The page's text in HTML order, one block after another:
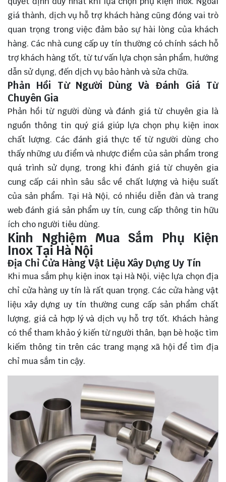
giá thành, dịch vụ hỗ trợ khách hàng cũng đóng vai trò
quan trọng trong việc đảm bảo sự hài lòng của khách
hàng. Các nhà cung cấp uy tín thường có chính sách hỗ
trợ khách hàng tốt, từ tư vấn lựa chọn sản phẩm, hướng
dẫn sử dụng, đến dịch vụ bảo hành và sửa chữa.
Phản Hồi Từ Người Dùng Và Đánh Giá Từ
Chuyên Gia
Phản hồi từ người dùng và đánh giá từ chuyên gia là
nguồn thông tin quý giá giúp lựa chọn phụ kiện inox
chất lượng. Các đánh giá thực tế từ người dùng cho
thấy những ưu điểm và nhược điểm của sản phẩm trong
quá trình sử dụng, trong khi đánh giá từ chuyên gia
cung cấp cái nhìn sâu sắc về chất lượng và hiệu suất
của sản phẩm. Tại Hà Nội, có nhiều diễn đàn và trang
web đánh giá sản phẩm uy tín, cung cấp thông tin hữu
ích cho người tiêu dùng.
Kinh Nghiệm Mua Sắm Phụ Kiện
Inox Tại Hà Nội
Địa Chỉ Cửa Hàng Vật Liệu Xây Dựng Uy Tín
Khi mua sắm phụ kiện inox tại Hà Nội, việc lựa chọn địa
chỉ cửa hàng uy tín là rất quan trọng. Các cửa hàng vật
liệu xây dựng uy tín thường cung cấp sản phẩm chất
lượng, giá cả hợp lý và dịch vụ hỗ trợ tốt. Khách hàng
có thể tham khảo ý kiến từ người thân, bạn bè hoặc tìm
kiếm thông tin trên các trang mạng xã hội để tìm địa
chỉ mua sắm tin cậy.